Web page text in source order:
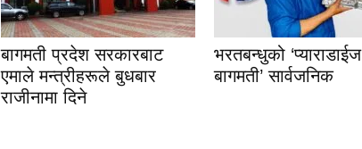
बागमती प्रदेश सरकारबाट
एमाले मन्त्रीहरूले बुधबार
राजीनामा दिने
भरतबन्धुको ‘प्याराडाईज
बागमती’ सार्वजनिक